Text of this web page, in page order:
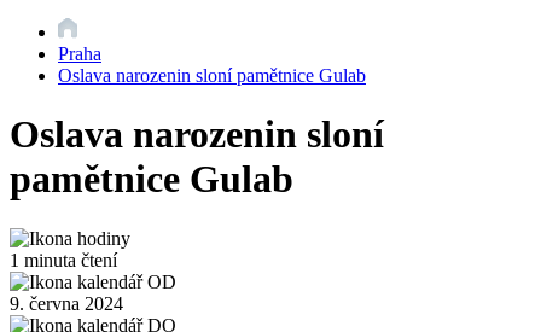
Praha
Oslava narozenin sloní pamětnice Gulab
Oslava narozenin sloní
pamětnice Gulab
1 minuta čtení
9. června 2024